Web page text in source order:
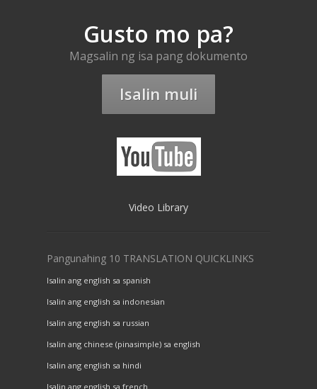
Gusto mo pa?
Magsalin ng isa pang dokumento
Isalin muli
Video Library
Pangunahing 10 TRANSLATION QUICKLINKS
Isalin ang english sa spanish
Isalin ang english sa indonesian
Isalin ang english sa russian
Isalin ang chinese (pinasimple) sa english
Isalin ang english sa hindi
Isalin ang english sa french